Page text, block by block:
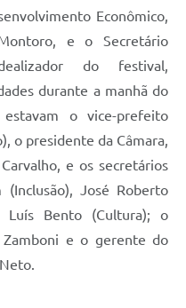
Econômico,
e o Secretário
do festival,
durante a manhã do
o vice-prefeito
o presidente da Câmara,
e os secretários
(Inclusão), José Roberto
Luís Bento (Cultura); o
e o gerente do